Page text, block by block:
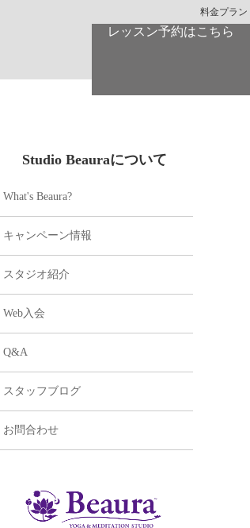
料金プラン
レッスン予約はこちら
Studio Beauraについて
What's Beaura?
キャンペーン情報
スタジオ紹介
Web入会
Q&A
スタッフブログ
お問合わせ